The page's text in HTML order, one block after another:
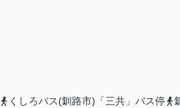
くしろバス(釧路市)「三共」バス停